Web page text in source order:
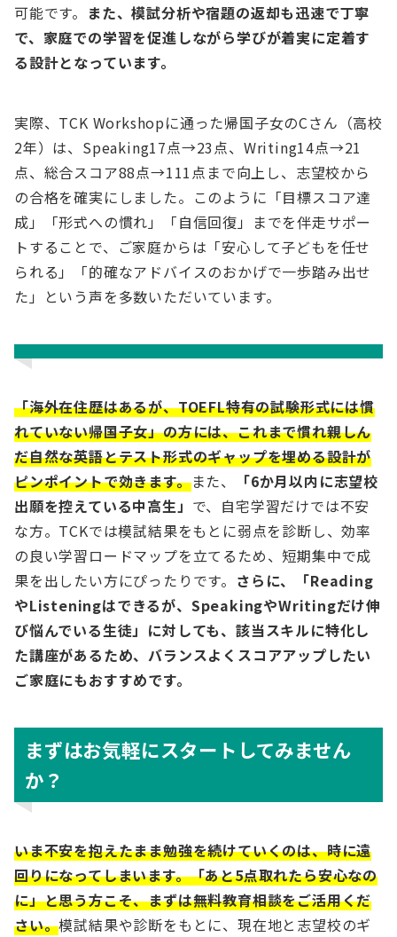
可能です。 また、模試分析や宿題の返却も迅速で丁寧
で、家庭での学習を促進しながら学びが着実に定着す
る設計となっています。
実際、TCK Workshopに通った帰国子女のCさん（高校
2年）は、Speaking17点→23点、Writing14点→21
点、総合スコア88点→111点まで向上し、志望校から
の合格を確実にしました。このように「目標スコア達
成」「形式への慣れ」「自信回復」までを伴走サポー
トすることで、ご家庭からは「安心して子どもを任せ
られる」「的確なアドバイスのおかげで一歩踏み出せ
た」という声を多数いただいています。
「海外在住歴はあるが、TOEFL特有の試験形式には慣
れていない帰国子女」の方には、これまで慣れ親しん
だ自然な英語とテスト形式のギャップを埋める設計が
ピンポイントで効きます。また、
「6か月以内に志望校
出願を控えている中高生」 で、自宅学習だけでは不安
な方。TCKでは模試結果をもとに弱点を診断し、効率
の良い学習ロードマップを立てるため、短期集中で成
果を出したい方にぴったりです。 さらに、「Reading
やListeningはできるが、SpeakingやWritingだけ伸
び悩んでいる生徒」に対しても、該当スキルに特化し
た講座があるため、バランスよくスコアアップしたい
ご家庭にもおすすめです。
まずはお気軽にスタートしてみません
か？
いま不安を抱えたまま勉強を続けていくのは、時に遠
回りになってしまいます。「あと5点取れたら安心なの
に」と思う方こそ、まずは無料教育相談をご活用くだ
さい。模試結果や診断をもとに、現在地と志望校のギ